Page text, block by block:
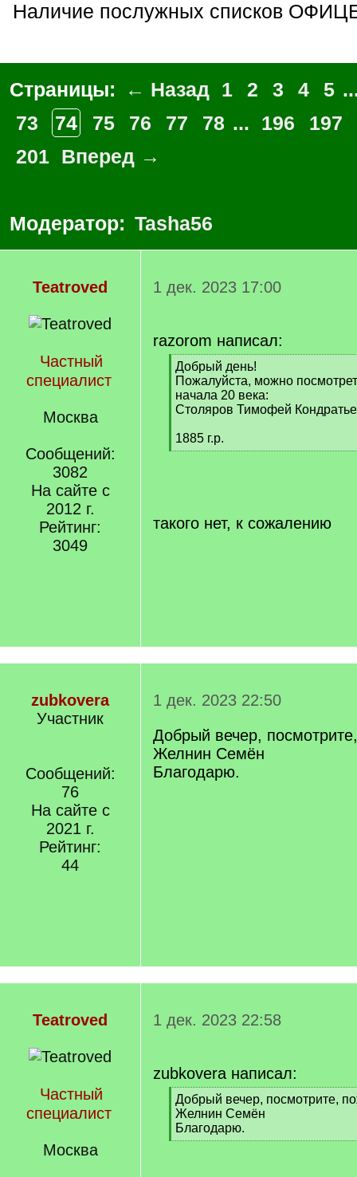
Наличие послужных списков
Страницы: ← Назад 1 2 3 4 5
73
74 75 76 77 78 ... 196
197
201 Вперед →
Модератор: Tasha56
Teatroved
Частный
специалист
Москва
Сообщений:
3082
На сайте с
2012 г.
Рейтинг:
3049
1 дек. 2023 17:00
razorom написал:
[
q
]
Добрый день!
Пожалуйста, можно
начала 20 века:
Столяров Тимофей
1885 г.р.
[
такого нет, к сожалению
zubkovera
Участник
Сообщений:
76
На сайте с
2021 г.
Рейтинг:
44
1 дек. 2023 22:50
Добрый вечер,
Желнин Семён
Благодарю.
Teatroved
Частный
специалист
Москва
1 дек. 2023 22:58
zubkovera написал:
[
q
]
Добрый вечер, посмотрите,
Желнин Семён
Благодарю.
[